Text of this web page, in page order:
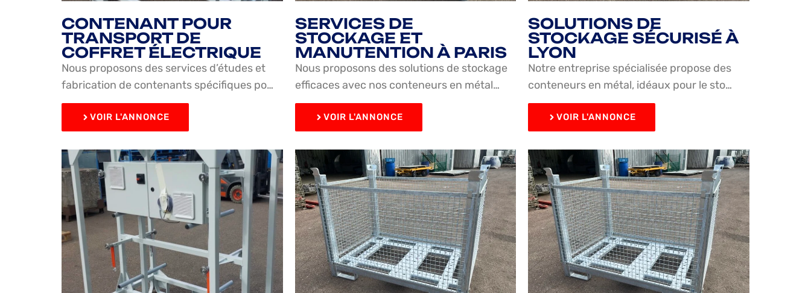
CONTENANT POUR
TRANSPORT DE
COFFRET ÉLECTRIQUE
Nous proposons des services d’études et
fabrication de contenants spécifiques po…
VOIR L'ANNONCE
SERVICES DE
STOCKAGE ET
MANUTENTION À PARIS
Nous proposons des solutions de stockage
efficaces avec nos conteneurs en métal…
VOIR L'ANNONCE
SOLUTIONS DE
STOCKAGE SÉCURISÉ À
LYON
Notre entreprise spécialisée propose des
conteneurs en métal, idéaux pour le sto…
VOIR L'ANNONCE